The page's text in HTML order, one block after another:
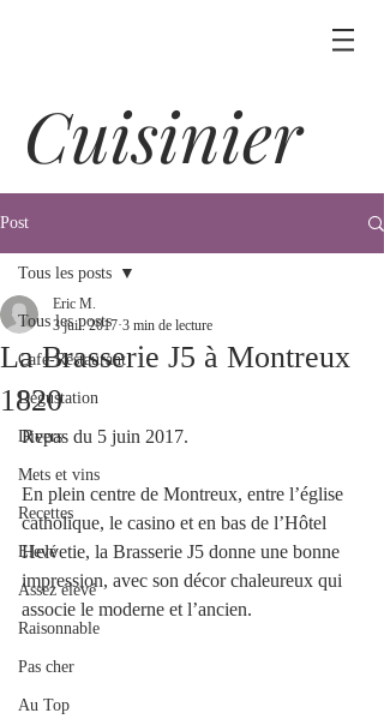
Cuisinier
Post
Tous les posts
Café-Restaurant
Dégustation
Divers
Mets et vins
Recettes
Elevé
Assez élevé
Raisonnable
Pas cher
Au Top
Tous les posts
La Brasserie J5 à Montreux
1820
Eric M.
3 juil. 2017 3 min de lecture
Repas du 5 juin 2017.
En plein centre de Montreux, entre l’église
catholique, le casino et en bas de l’Hôtel
Helvetie, la Brasserie J5 donne une bonne
impression, avec son décor chaleureux qui
associe le moderne et l’ancien.